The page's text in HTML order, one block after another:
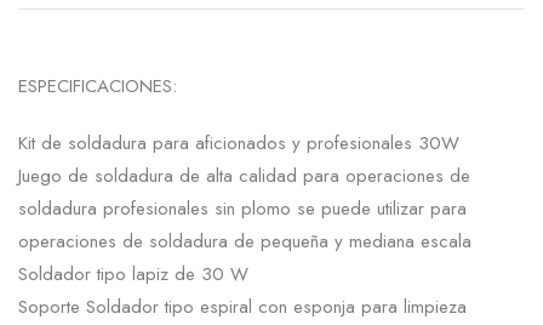
ESPECIFICACIONES:
Kit de soldadura para aficionados y profesionales 30W
Juego de soldadura de alta calidad para operaciones de
soldadura profesionales sin plomo se puede utilizar para
operaciones de soldadura de pequeña y mediana escala
Soldador tipo lapiz de 30 W
Soporte Soldador tipo espiral con esponja para limpieza